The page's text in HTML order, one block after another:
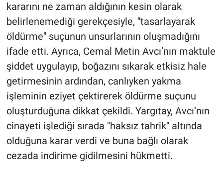
kararını ne zaman aldığının kesin olarak
belirlenemediği gerekçesiyle, "tasarlayarak
öldürme" suçunun unsurlarının oluşmadığını
ifade etti. Ayrıca, Cemal Metin Avcı’nın maktule
şiddet uygulayıp, boğazını sıkarak etkisiz hale
getirmesinin ardından, canlıyken yakma
işleminin eziyet çektirerek öldürme suçunu
oluşturduğuna dikkat çekildi. Yargıtay, Avcı’nın
cinayeti işlediği sırada "haksız tahrik" altında
olduğuna karar verdi ve buna bağlı olarak
cezada indirime gidilmesini hükmetti.